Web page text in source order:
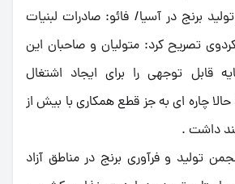
نظر تولید برنج در آسیا/ فائو: صادرات لبنیات
رشد کردوی تصریح کرد: متولیان و صاحبان این
قابل توجهی را برای ایجاد اشتغال
چاره ای به جز قطع همکاری با بیش از
داشت .
تولید و فرآوری برنج در مناطق آزاد